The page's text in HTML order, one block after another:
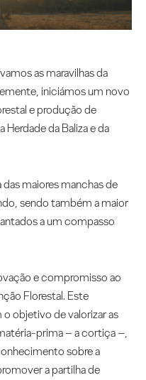
as maravilhas da
iniciámos um novo
e produção de
da Baliza e da
maiores manchas de
sendo também a maior
a um compasso
e compromisso ao
Florestal. Este
objetivo de valorizar as
prima – a cortiça –,
sobre a
a partilha de